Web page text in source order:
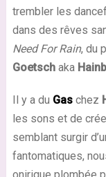
trembler les
dans des rêves
Need For Rain, du
Goetschaka
Il y a du Gaschez
les sons et de
semblant surgir
fantomatiques,